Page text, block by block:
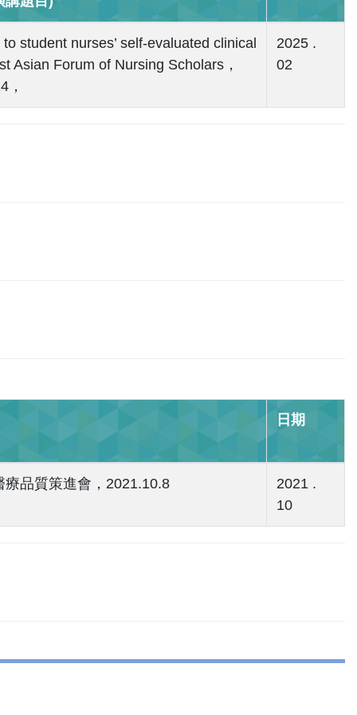
student nurses’ self-evaluated clinical
Asian Forum of Nursing Scholars，
，
2025 .
02
日期
品質策進會，2021.10.8
2021 .
10